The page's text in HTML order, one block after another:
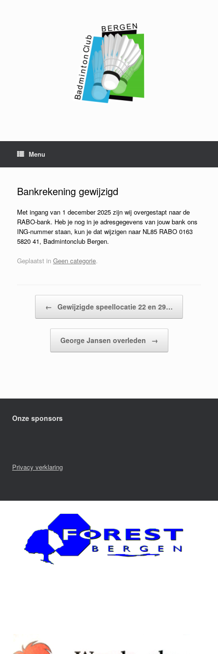
Menu
Bankrekening gewijzigd
Met ingang van 1 december 2025 zijn wij overgestapt naar de
RABO-bank. Heb je nog in je adresgegevens van jouw bank ons
ING-nummer staan, kun je dat wijzigen naar NL85 RABO 0163
5820 41, Badmintonclub Bergen.
Geplaatst in Geen categorie.
← Gewijzigde speellocatie 22 en 29…
George Jansen overleden →
Onze sponsors
Privacy verklaring